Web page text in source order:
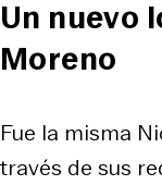
Un nuevo
Moreno
Fue la misma
través de sus